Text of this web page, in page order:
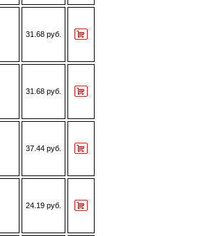
31.68 руб.
31.68 руб.
37.44 руб.
24.19 руб.